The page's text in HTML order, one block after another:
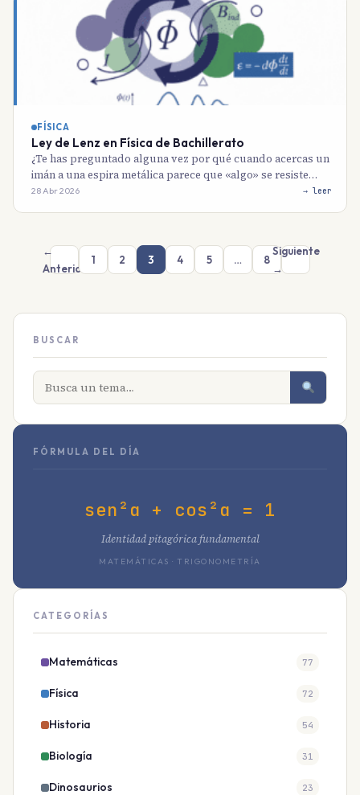
FÍSICA
Ley de Lenz en Física de Bachillerato
¿Te has preguntado alguna vez por qué cuando acercas un
imán a una espira metálica parece que «algo» se resiste…
28 Abr 2026 → leer
←
Anterior
1 2 3 4 5 … 8
Siguiente
→
BUSCAR
FÓRMULA DEL DÍA
sen²α + cos²α = 1
Identidad pitagórica fundamental
MATEMÁTICAS · TRIGONOMETRÍA
CATEGORÍAS
Matemáticas 77
Física 72
Historia 54
Biología 31
Dinosaurios 23